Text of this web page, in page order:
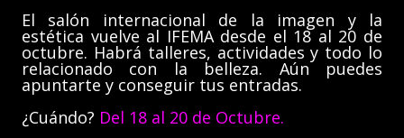
El salón internacional de la imagen y la
estética vuelve al IFEMA desde el 18 al 20 de
octubre. Habrá talleres, actividades y todo lo
relacionado con la belleza. Aún puedes
apuntarte y conseguir tus entradas.
¿Cuándo? Del 18 al 20 de Octubre.